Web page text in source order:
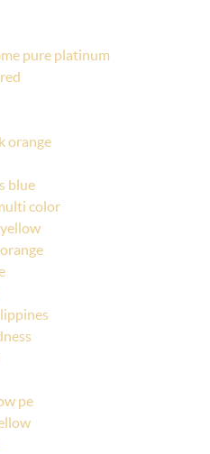
pure platinum
orange
blue
color
pe